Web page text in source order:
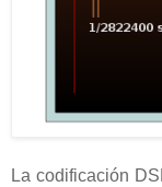
La codificación